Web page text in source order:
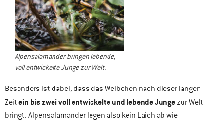
Alpensalamander bringen lebende,
voll entwickelte Junge zur Welt.
Besonders ist dabei, dass das Weibchen nach dieser langen
Zeit ein bis zwei voll entwickelte und lebende Jungezur Welt
bringt. Alpensalamander legen also kein Laich ab wie